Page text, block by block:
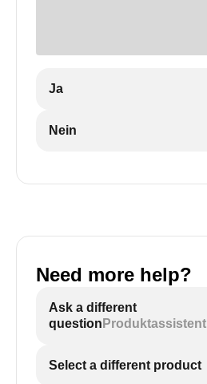
Ja
Nein
Need more help?
Ask a different
question Produktassistent
Select a different product